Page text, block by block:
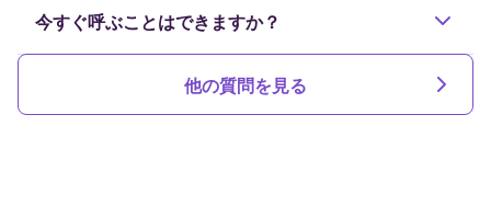
今すぐ呼ぶことはできますか？
他の質問を見る